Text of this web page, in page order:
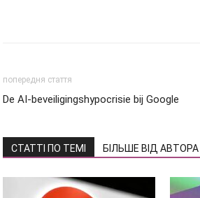
попередня стаття
De AI-beveiligingshypocrisie bij Google
СТАТТІ ПО ТЕМІ БІЛЬШЕ ВІД АВТОРА